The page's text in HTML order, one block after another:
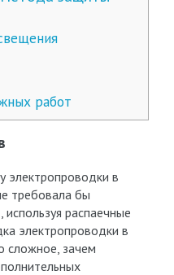
работ
электропроводки в
требовала бы
распаечные
электропроводки в
сложное, зачем